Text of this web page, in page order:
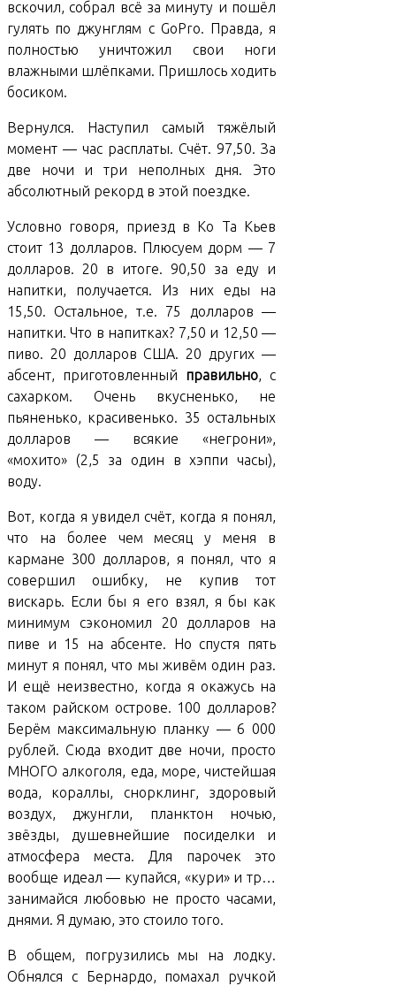
вскочил, собрал всё за минуту и пошёл
гулять по джунглям с GoPro. Правда, я
полностью уничтожил свои ноги
влажными шлёпками. Пришлось ходить
босиком.
Вернулся. Наступил самый тяжёлый
момент — час расплаты. Счёт. 97,50. За
две ночи и три неполных дня. Это
абсолютный рекорд в этой поездке.
Условно говоря, приезд в Ко Та Кьев
стоит 13 долларов. Плюсуем дорм — 7
долларов. 20 в итоге. 90,50 за еду и
напитки, получается. Из них еды на
15,50. Остальное, т.е. 75 долларов —
напитки. Что в напитках? 7,50 и 12,50 —
пиво. 20 долларов США. 20 других —
абсент, приготовленный правильно, с
сахарком. Очень вкусненько, не
пьяненько, красивенько. 35 остальных
долларов — всякие «негрони»,
«мохито» (2,5 за один в хэппи часы),
воду.
Вот, когда я увидел счёт, когда я понял,
что на более чем месяц у меня в
кармане 300 долларов, я понял, что я
совершил ошибку, не купив тот
вискарь. Если бы я его взял, я бы как
минимум сэкономил 20 долларов на
пиве и 15 на абсенте. Но спустя пять
минут я понял, что мы живём один раз.
И ещё неизвестно, когда я окажусь на
таком райском острове. 100 долларов?
Берём максимальную планку — 6 000
рублей. Сюда входит две ночи, просто
МНОГО алкоголя, еда, море, чистейшая
вода, кораллы, снорклинг, здоровый
воздух, джунгли, планктон ночью,
звёзды, душевнейшие посиделки и
атмосфера места. Для парочек это
вообще идеал — купайся, «кури» и тр…
занимайся любовью не просто часами,
днями. Я думаю, это стоило того.
В общем, погрузились мы на лодку.
Обнялся с Бернардо, помахал ручкой